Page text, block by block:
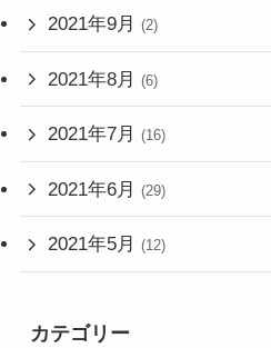
2021年9月 (2)
2021年8月 (6)
2021年7月 (16)
2021年6月 (29)
2021年5月 (12)
カテゴリー